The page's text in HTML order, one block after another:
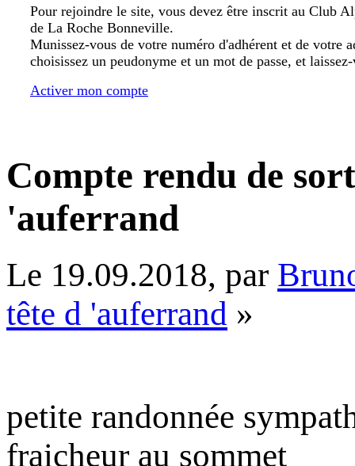
Pour rejoindre le site, vous devez être inscrit au Club
de La Roche Bonneville.
Munissez-vous de votre numéro d'adhérent et de votre
choisissez un peudonyme et un mot de passe, et
Activer mon compte
Compte rendu de
'auferrand
Le 19.09.2018, par
tête d 'auferrand »
petite randonnée
fraicheur au sommet